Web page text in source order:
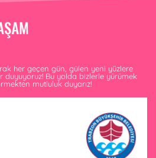
her geçen gün, gülen yeni yüzlere
Bu yolda bizlerle yürümek
mutluluk duyarız!